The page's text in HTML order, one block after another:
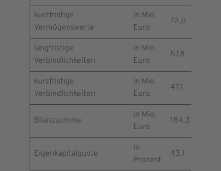
kurzfristige
Vermögenswerte
in Mio.
Euro
72,0
langfristige
Verbindlichkeiten
in Mio.
Euro
57,8
kurzfristige
Verbindlichkeiten
in Mio.
Euro
47,1
Bilanzsumme
in Mio.
Euro
184,3
Eigenkapitalquote
in
Prozent
43,1